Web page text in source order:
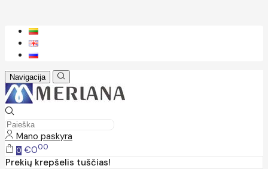
Navigacija
Mano paskyra
0 €000
Prekių krepšelis tuščias!